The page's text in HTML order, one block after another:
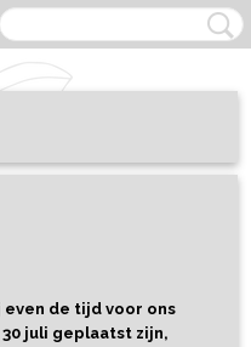
even de tijd voor ons
juli geplaatst zijn,